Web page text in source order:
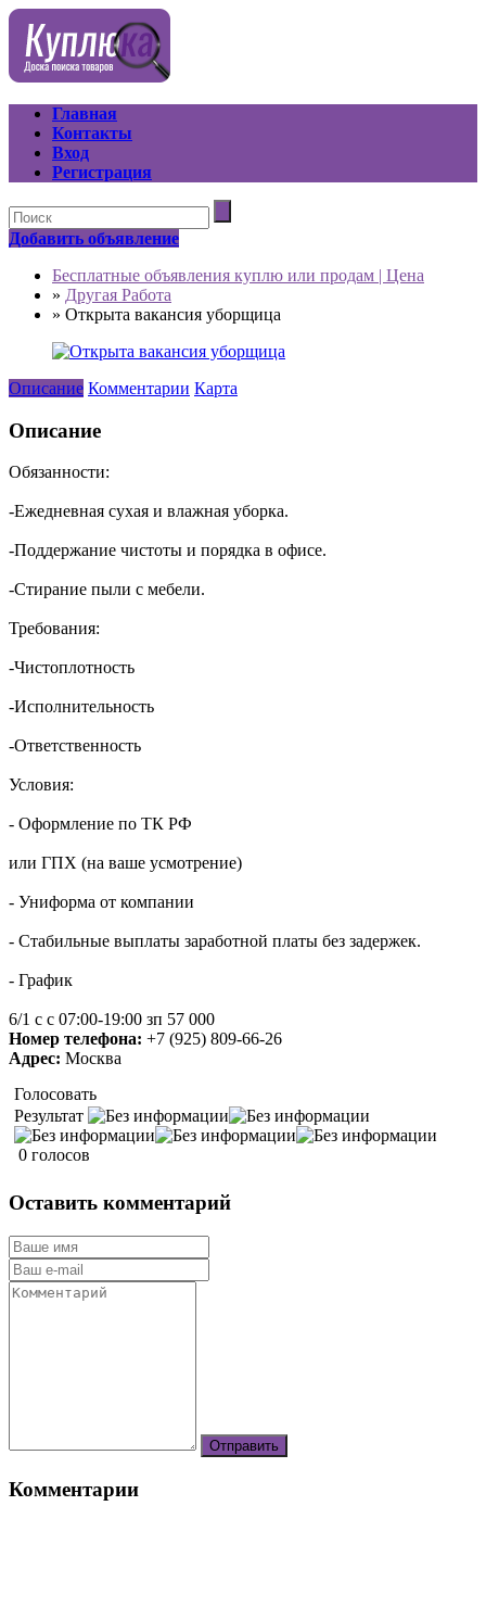
Главная
Контакты
Вход
Регистрация
Добавить объявление
Бесплатные объявления куплю или продам | Цена
» Другая Работа
» Открыта вакансия уборщица
Описание Комментарии Карта
Описание
Обязанности:
-Ежедневная сухая и влажная уборка.
-Поддержание чистоты и порядка в офисе.
-Стирание пыли с мебели.
Требования:
-Чистоплотность
-Исполнительность
-Ответственность
Условия:
- Оформление по ТК РФ
или ГПХ (на ваше усмотрение)
- Униформа от компании
- Стабильные выплаты заработной платы без задержек.
- График
6/1 с с 07:00-19:00 зп 57 000
Номер телефона: +7 (925) 809-66-26
Адрес: Москва
Голосовать
Результат
0 голосов
Оставить комментарий
Комментарии